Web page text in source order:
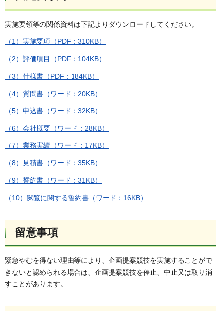
実施要領等の関係資料は下記よりダウンロードしてください。
（1）実施要項（PDF：310KB）
（2）評価項目（PDF：104KB）
（3）仕様書（PDF：184KB）
（4）質問書（ワード：20KB）
（5）申込書（ワード：32KB）
（6）会社概要（ワード：28KB）
（7）業務実績（ワード：17KB）
（8）見積書（ワード：35KB）
（9）誓約書（ワード：31KB）
（10）閲覧に関する誓約書（ワード：16KB）
留意事項
緊急やむを得ない理由等により、企画提案競技を実施することがで
きないと認められる場合は、企画提案競技を停止、中止又は取り消
すことがあります。